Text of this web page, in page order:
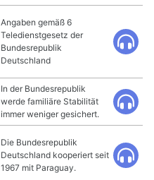
Angaben gemäß 6
Teledienstgesetz der
Bundesrepublik
Deutschland
In der Bundesrepublik
werde familiäre Stabilität
immer weniger gesichert.
Die Bundesrepublik
Deutschland kooperiert seit
1967 mit Paraguay.